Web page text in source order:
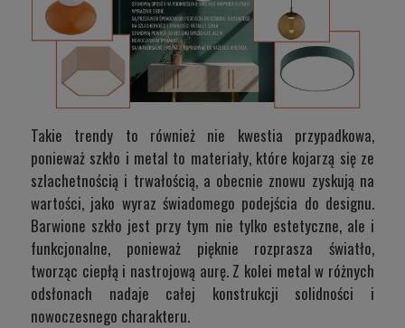
Takie trendy to również nie kwestia przypadkowa,
ponieważ szkło i metal to materiały, które kojarzą się ze
szlachetnością i trwałością, a obecnie znowu zyskują na
wartości, jako wyraz świadomego podejścia do designu.
Barwione szkło jest przy tym nie tylko estetyczne, ale i
funkcjonalne, ponieważ pięknie rozprasza światło,
tworząc ciepłą i nastrojową aurę. Z kolei metal w różnych
odsłonach nadaje całej konstrukcji solidności i
nowoczesnego charakteru.